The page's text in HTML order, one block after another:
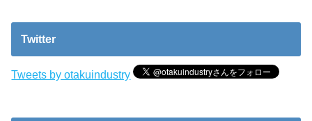
Twitter
Tweets by otakuindustry